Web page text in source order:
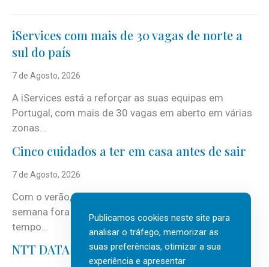
iServices com mais de 30 vagas de norte a
sul do país
7 de Agosto, 2026
A iServices está a reforçar as suas equipas em
Portugal, com mais de 30 vagas em aberto em várias
zonas...
Cinco cuidados a ter em casa antes de sair
7 de Agosto, 2026
Com o verão, chegam também as férias, os fins-de-
semana fora e os dias em que a casa fica mais
tempo...
NTT DATA Insurtech Global Outlook 2026
Publicamos cookies neste site para
analisar o tráfego, memorizar as
suas preferências, otimizar a sua
experiência e apresentar